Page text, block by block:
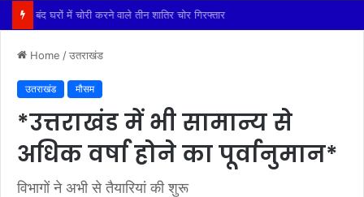
बारिश ने बढ़ाई दहशत, दरकने लगी जमीन, 10 परिवारों ने छोड़े घर
Home /उतराखंड
उतराखंड मौसम
*उत्तराखंड में भी सामान्य से
अधिक वर्षा होने का पूर्वानुमान*
विभागों ने अभी से तैयारियां की शुरू